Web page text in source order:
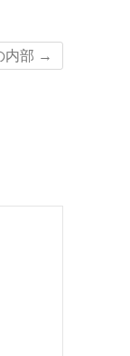
内部 →